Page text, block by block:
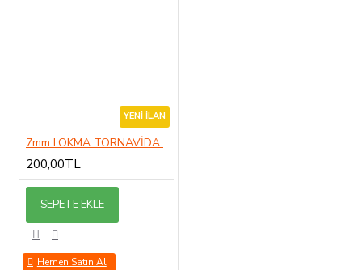
YENI İLAN
7mm LOKMA TORNAVİDA 7MM
200,00TL
SEPETE EKLE
Hemen Satın Al